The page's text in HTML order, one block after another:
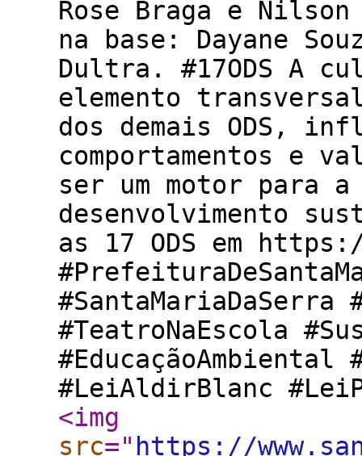
Rose Braga e
na base: Dayane
Dultra. #17ODS A
elemento
dos demais ODS,
comportamentos e
ser um motor para
desenvolvimento
as 17 ODS em
#SantaMariaDaSerra
#TeatroNaEscola
#EducaçãoAmbiental
#LeiAldirBlanc
<img
src=" https://